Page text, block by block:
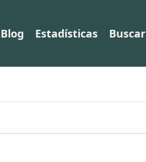
Blog Estadísticas Buscar